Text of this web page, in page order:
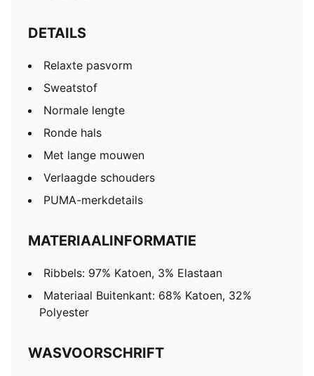
DETAILS
Relaxte pasvorm
Sweatstof
Normale lengte
Ronde hals
Met lange mouwen
Verlaagde schouders
PUMA-merkdetails
MATERIAALINFORMATIE
Ribbels: 97% Katoen, 3% Elastaan
Materiaal Buitenkant: 68% Katoen, 32%
Polyester
WASVOORSCHRIFT